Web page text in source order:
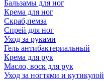
Бальзамы для ног
Крема для ног
Скраб,пемза
Спрей для ног
Уход за руками
Гель антибактериальный
Крема для рук
Масло, воск для рук
Уход за ногтями и кутикулой